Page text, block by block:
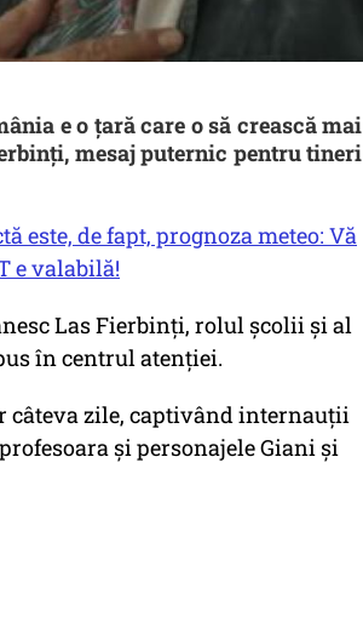
e o țară care o să crească mai
mesaj puternic pentru tineri
este, de fapt, prognoza meteo: Vă
e valabilă!
Las Fierbinți, rolul școlii și al
în centrul atenției.
câteva zile, captivând internauții
și personajele Giani și